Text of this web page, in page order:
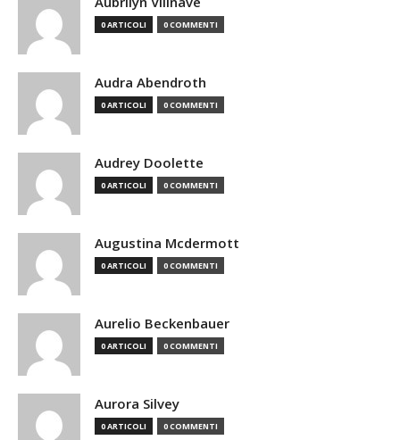
0 ARTICOLI 0 COMMENTI
Audra Abendroth
0 ARTICOLI 0 COMMENTI
Audrey Doolette
0 ARTICOLI 0 COMMENTI
Augustina Mcdermott
0 ARTICOLI 0 COMMENTI
Aurelio Beckenbauer
0 ARTICOLI 0 COMMENTI
Aurora Silvey
0 ARTICOLI 0 COMMENTI